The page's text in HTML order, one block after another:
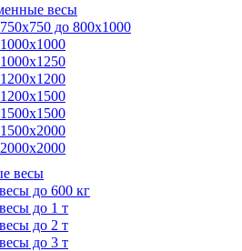
весы
до 800х1000
весы
до 600 кг
до 1 т
до 2 т
до 3 т